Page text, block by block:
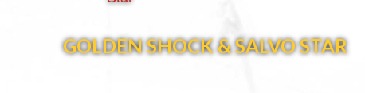
GOLDEN SHOCK & SALVO STAR